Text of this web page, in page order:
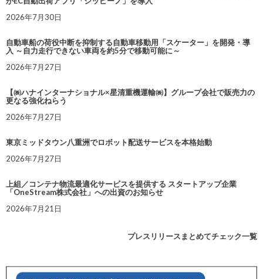
2026年7月30日
自動車船の荷役中断を抑制する自動車移動用「スケーター」を開発・導
入 ～自力走行できない車両を約5分で移動可能に～
2026年7月27日
【㈱ハナインターナショナル×星清重機運輸㈱】グループ会社で販売力の
更なる強化ねらう
2026年7月27日
東京ミッドタウン八重洲でロボット配送サービスを本格始動
2026年7月27日
上組／コンテナ物流最適化サービスを提供する スタートアップ企業
「OneStream株式会社」への出資のお知らせ
2026年7月21日
プレスリリースまとめてチェック一覧